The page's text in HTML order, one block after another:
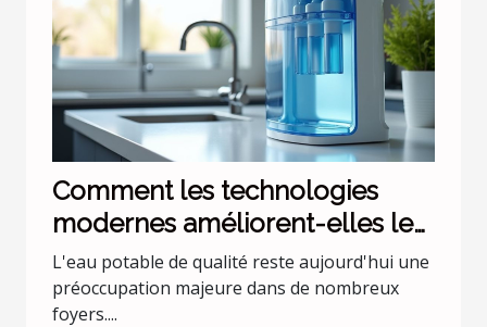
Comment les technologies
modernes améliorent-elles le
traitement de l'eau domestique
?
L'eau potable de qualité reste aujourd'hui une
préoccupation majeure dans de nombreux
foyers....